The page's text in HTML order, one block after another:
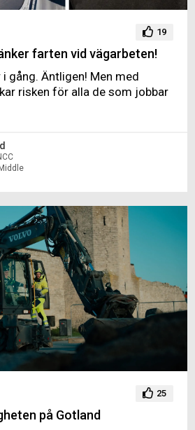
19
farten vid vägarbeten!
gång. Äntligen! Men med
risken för alla de som jobbar
25
på Gotland